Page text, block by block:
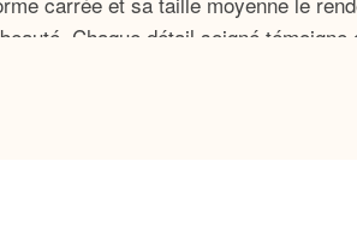
Chaque détail soigné